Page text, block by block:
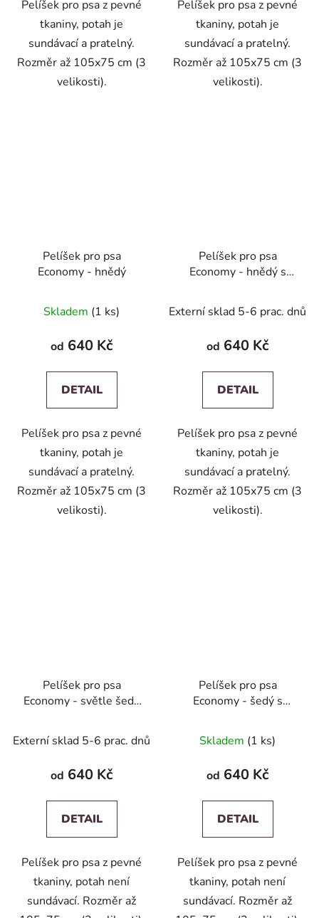
Pelíšek pro psa z pevné
tkaniny, potah je
sundávací a pratelný.
Rozměr až 105x75 cm (3
velikosti).
Pelíšek pro psa z pevné
tkaniny, potah je
sundávací a pratelný.
Rozměr až 105x75 cm (3
velikosti).
Pelíšek pro psa
Economy - hnědý
Skladem (1 ks)
od 640 Kč
DETAIL
Pelíšek pro psa z pevné
tkaniny, potah je
sundávací a pratelný.
Rozměr až 105x75 cm (3
velikosti).
Pelíšek pro psa
Economy - hnědý s
Externí sklad 5-6 prac. dnů
od 640 Kč
DETAIL
Pelíšek pro psa z pevné
tkaniny, potah je
sundávací a pratelný.
Rozměr až 105x75 cm (3
velikosti).
Pelíšek pro psa
Economy - světle šedý
Externí sklad 5-6 prac. dnů
od 640 Kč
DETAIL
Pelíšek pro psa z pevné
tkaniny, potah není
sundávací. Rozměr až
Pelíšek pro psa
Economy - šedý s
Skladem (1 ks)
od 640 Kč
DETAIL
Pelíšek pro psa z pevné
tkaniny, potah není
sundávací. Rozměr až